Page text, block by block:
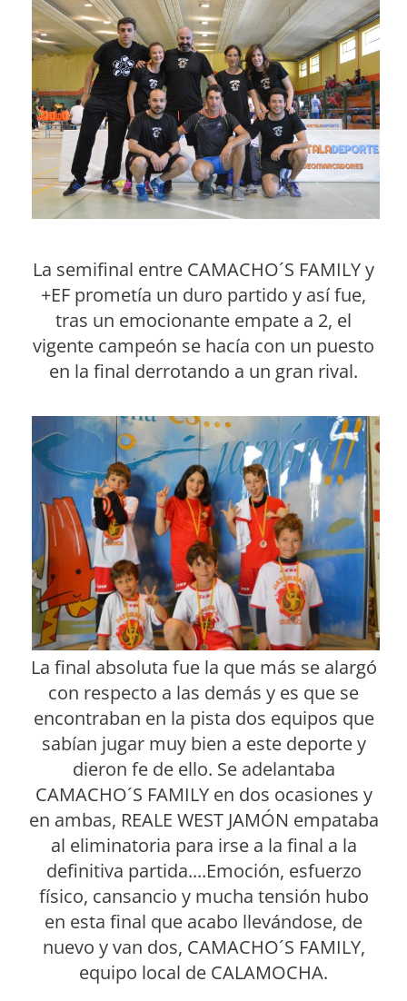
La semifinal entre CAMACHO´S FAMILY y
+EF prometía un duro partido y así fue,
tras un emocionante empate a 2, el
vigente campeón se hacía con un puesto
en la final derrotando a un gran rival.
La final absoluta fue la que más se alargó
con respecto a las demás y es que se
encontraban en la pista dos equipos que
sabían jugar muy bien a este deporte y
dieron fe de ello. Se adelantaba
CAMACHO´S FAMILY en dos ocasiones y
en ambas, REALE WEST JAMÓN empataba
al eliminatoria para irse a la final a la
definitiva partida....Emoción, esfuerzo
físico, cansancio y mucha tensión hubo
en esta final que acabo llevándose, de
nuevo y van dos, CAMACHO´S FAMILY,
equipo local de CALAMOCHA.